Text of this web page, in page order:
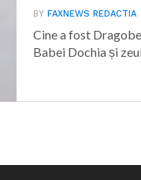
BYFAXNEWS REDACTIA
Cine a fost
Babei Dochia și